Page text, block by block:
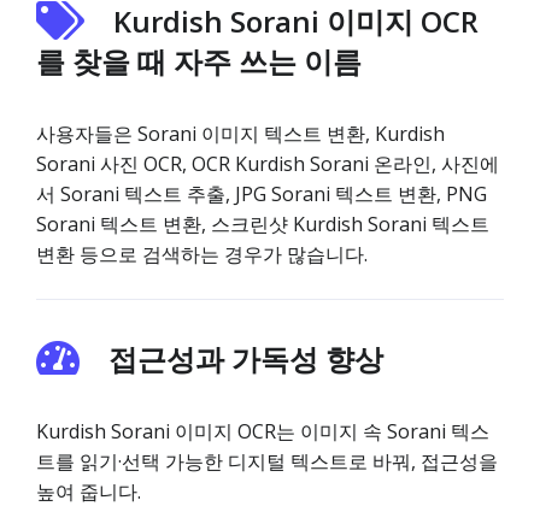
Kurdish Sorani 이미지 OCR
를 찾을 때 자주 쓰는 이름
사용자들은 Sorani 이미지 텍스트 변환, Kurdish
Sorani 사진 OCR, OCR Kurdish Sorani 온라인, 사진에
서 Sorani 텍스트 추출, JPG Sorani 텍스트 변환, PNG
Sorani 텍스트 변환, 스크린샷 Kurdish Sorani 텍스트
변환 등으로 검색하는 경우가 많습니다.
접근성과 가독성 향상
Kurdish Sorani 이미지 OCR는 이미지 속 Sorani 텍스
트를 읽기·선택 가능한 디지털 텍스트로 바꿔, 접근성을
높여 줍니다.